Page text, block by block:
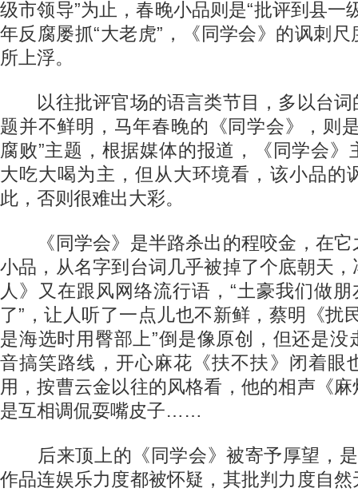
级市领导”为止，春晚小品则是“批评到县一
年反腐屡抓“大老虎”，《同学会》的讽刺
所上浮。
以往批评官场的语言类节目，多以台词
题并不鲜明，马年春晚的《同学会》，则
腐败”主题，根据媒体的报道，《同学会》
大吃大喝为主，但从大环境看，该小品的
此，否则很难出大彩。
《同学会》是半路杀出的程咬金，在它
小品，从名字到台词几乎被掉了个底朝天
人》又在跟风网络流行语，“土豪我们做朋
了”，让人听了一点儿也不新鲜，蔡明《扰
是海选时用臀部上”倒是像原创，但还是没
音搞笑路线，开心麻花《扶不扶》闭着眼
用，按曹云金以往的风格看，他的相声《
是互相调侃耍嘴皮子……
后来顶上的《同学会》被寄予厚望，是
作品连娱乐力度都被怀疑，其批判力度自